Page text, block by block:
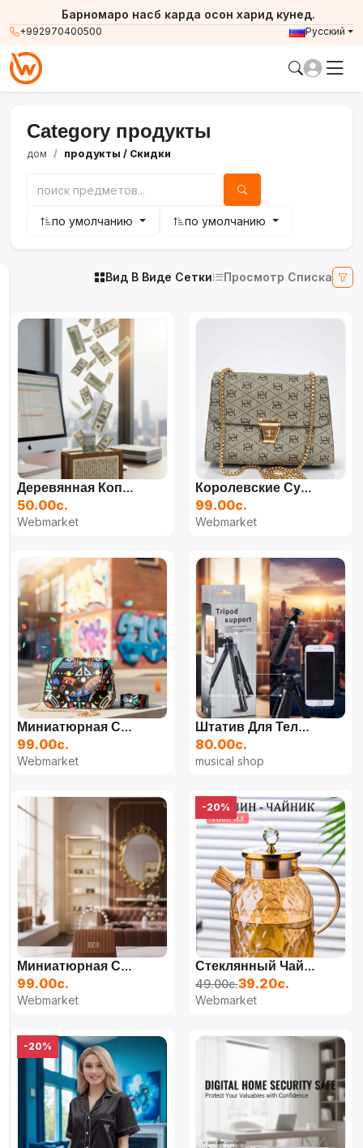
+992970400500
Барномаро насб карда осон харид кунед.
Русский
Category продукты
дом продукты / Скидки
по умолчанию по умолчанию
Вид В Виде Сетки Просмотр Списка
Деревянная Копилка "Накопи На Мечту"
50.00с.
Webmarket
Королевские Сумки Шармы
99.00с.
Webmarket
Миниатюрная Сумка Через Плечо Merut Style С Жемчужной Ручкой
99.00с.
Webmarket
Штатив Для Телефона Настольный
80.00с.
musical shop
Миниатюрная Сумка Через Плечо Merut Style С Жемчужной Ручкой
99.00с.
Webmarket
-20%
Стеклянный Чайник Relofy
49.00с.39.20с.
Webmarket
-20%